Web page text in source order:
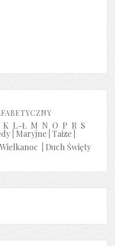
K L-Ł M N O P R S
Maryjne Taize
Wielkanoc Duch Święty